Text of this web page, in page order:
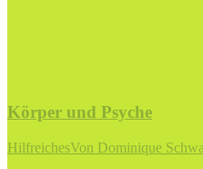
Körper und Psyche
HilfreichesVon Dominique